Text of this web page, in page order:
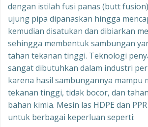
dengan istilah fusi panas (butt
ujung pipa dipanaskan hingga
kemudian disatukan dan dibiarkan
sehingga membentuk sambungan
tahan tekanan tinggi. Teknologi
sangat dibutuhkan dalam industri
karena hasil sambungannya mampu
tekanan tinggi, tidak bocor, dan
bahan kimia. Mesin las HDPE dan
untuk berbagai keperluan seperti: